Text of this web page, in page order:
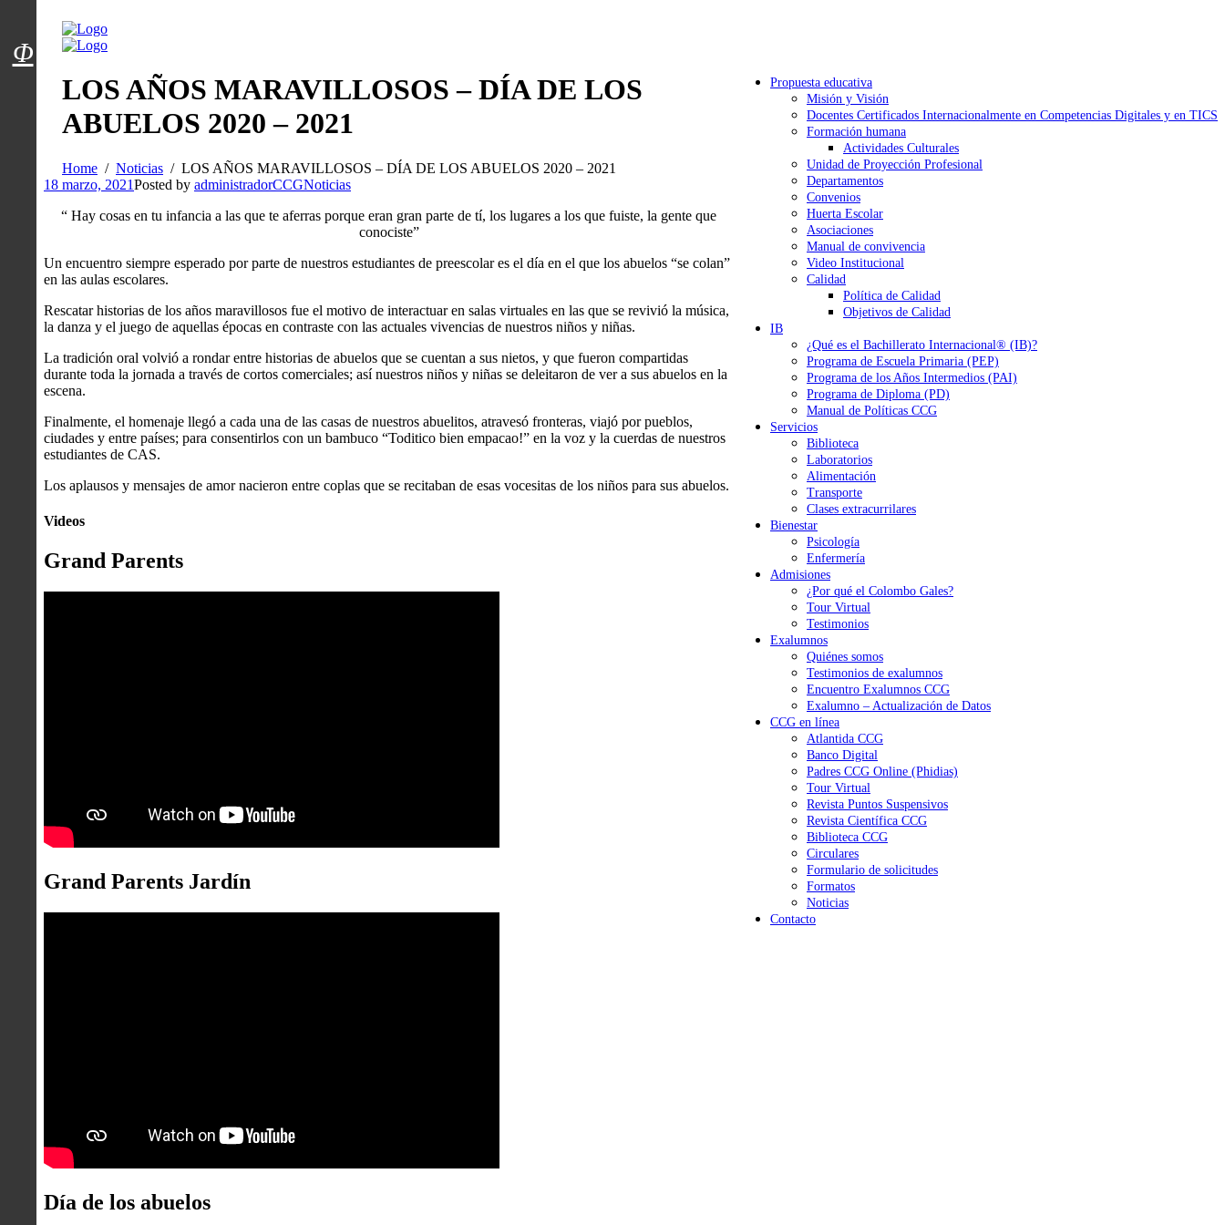
Menú usuarios
Propuesta educativa
Misión y Visión
Docentes Certificados Internacionalmente en Competencias Digitales y en TICS
Formación humana
Actividades Culturales
Unidad de Proyección Profesional
Departamentos
Convenios
Huerta Escolar
Asociaciones
Manual de convivencia
Video Institucional
Calidad
Política de Calidad
Objetivos de Calidad
IB
¿Qué es el Bachillerato Internacional® (IB)?
Programa de Escuela Primaria (PEP)
Programa de los Años Intermedios (PAI)
Programa de Diploma (PD)
Manual de Políticas CCG
Servicios
Biblioteca
Laboratorios
Alimentación
Transporte
Clases extracurrilares
Bienestar
Psicología
Enfermería
Admisiones
¿Por qué el Colombo Gales?
Tour Virtual
Testimonios
Exalumnos
Quiénes somos
Testimonios de exalumnos
Encuentro Exalumnos CCG
Exalumno – Actualización de Datos
CCG en línea
Atlantida CCG
Banco Digital
Padres CCG Online (Phidias)
Tour Virtual
Revista Puntos Suspensivos
Revista Científica CCG
Biblioteca CCG
Circulares
Formulario de solicitudes
Formatos
Noticias
Contacto
LOS AÑOS MARAVILLOSOS – DÍA DE LOS
ABUELOS 2020 – 2021
Home Noticias
LOS AÑOS MARAVILLOSOS – DÍA DE LOS ABUELOS 2020 – 2021
18 marzo, 2021Posted by administradorCCGNoticias
“ Hay cosas en tu infancia a las que te aferras porque eran gran parte de tí, los lugares a los que fuiste, la gente que
conociste”
Un encuentro siempre esperado por parte de nuestros estudiantes de preescolar es el día en el que los abuelos “se colan”
en las aulas escolares.
Rescatar historias de los años maravillosos fue el motivo de interactuar en salas virtuales en las que se revivió la música,
la danza y el juego de aquellas épocas en contraste con las actuales vivencias de nuestros niños y niñas.
La tradición oral volvió a rondar entre historias de abuelos que se cuentan a sus nietos, y que fueron compartidas
durante toda la jornada a través de cortos comerciales; así nuestros niños y niñas se deleitaron de ver a sus abuelos en la
escena.
Finalmente, el homenaje llegó a cada una de las casas de nuestros abuelitos, atravesó fronteras, viajó por pueblos,
ciudades y entre países; para consentirlos con un bambuco “Toditico bien empacao!” en la voz y la cuerdas de nuestros
estudiantes de CAS.
Los aplausos y mensajes de amor nacieron entre coplas que se recitaban de esas vocesitas de los niños para sus abuelos.
Videos
Grand Parents
Grand Parents Jardín
Día de los abuelos
Φ